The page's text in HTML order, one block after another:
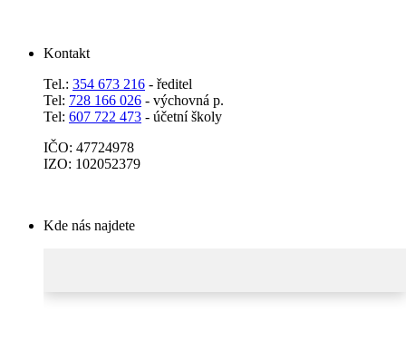
Kontakt
Tel.: 354 673 216 - ředitel
Tel: 728 166 026 - výchovná p.
Tel: 607 722 473 - účetní školy
IČO: 47724978
IZO: 102052379
Kde nás najdete